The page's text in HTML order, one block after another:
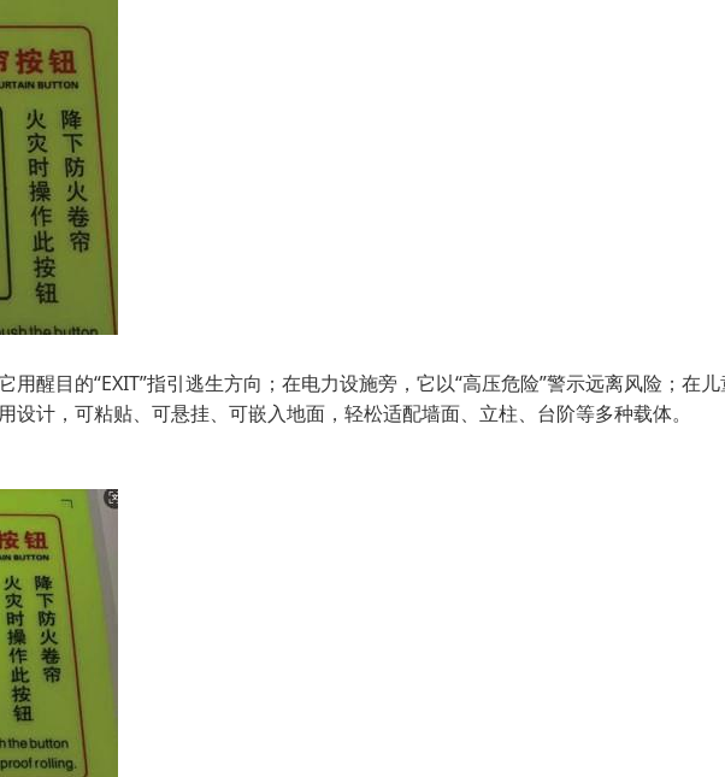
醒目的“EXIT”指引逃生方向；在电力设施旁，它以“高压危险”警示远离风险；在
计，可粘贴、可悬挂、可嵌入地面，轻松适配墙面、立柱、台阶等多种载体。